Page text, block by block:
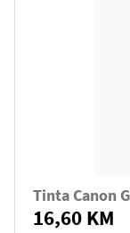
Tinta Canon
16,60 KM